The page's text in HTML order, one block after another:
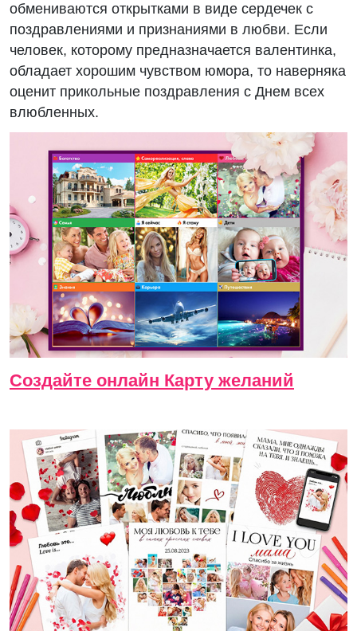
обмениваются открытками в виде сердечек с
поздравлениями и признаниями в любви. Если
человек, которому предназначается валентинка,
обладает хорошим чувством юмора, то наверняка
оценит прикольные поздравления с Днем всех
влюбленных.
Создайте онлайн Карту желаний